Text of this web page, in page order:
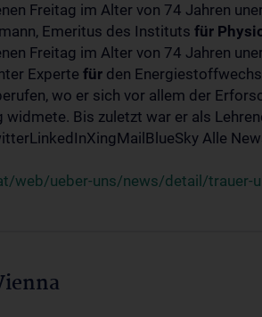
Freitag im Alter von 74 Jahren
Emeritus des Instituts für
Freitag im Alter von 74 Jahren
Experte für den
wo er sich vor allem der
Bis zuletzt war er als
Alle
web/ueber-uns/news/detail/trauer-